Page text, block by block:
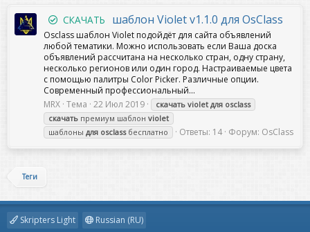
СКАЧАТЬ шаблон Violet v1.1.0 для OsClass
Osclass шаблон Violet подойдёт для сайта объявлений
любой тематики. Можно использовать если Ваша доска
объявлений рассчитана на несколько стран, одну страну,
несколько регионов или один город. Настраиваемые цвета
с помощью палитры Color Picker. Различные опции.
Современный профессиональный...
MRX Тема 22 Июл 2019 скачать violet для osclass
скачать премиум шаблон violet
шаблоны для osclassбесплатно Ответы: 14 Форум: OsClass
Теги
Skripters Light Russian (RU)